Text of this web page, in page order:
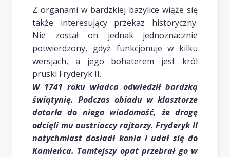
Z organami w bardzkiej bazylice wiąże się
także interesujący przekaz historyczny.
Nie został on jednak jednoznacznie
potwierdzony, gdyż funkcjonuje w kilku
wersjach, a jego bohaterem jest król
pruski Fryderyk II.
W 1741 roku władca odwiedził bardzką
świątynię. Podczas obiadu w klasztorze
dotarła do niego wiadomość, że drogę
odcięli mu austriaccy rajtarzy. Fryderyk II
natychmiast dosiadł konia i udał się do
Kamieńca. Tamtejszy opat przebrał go w